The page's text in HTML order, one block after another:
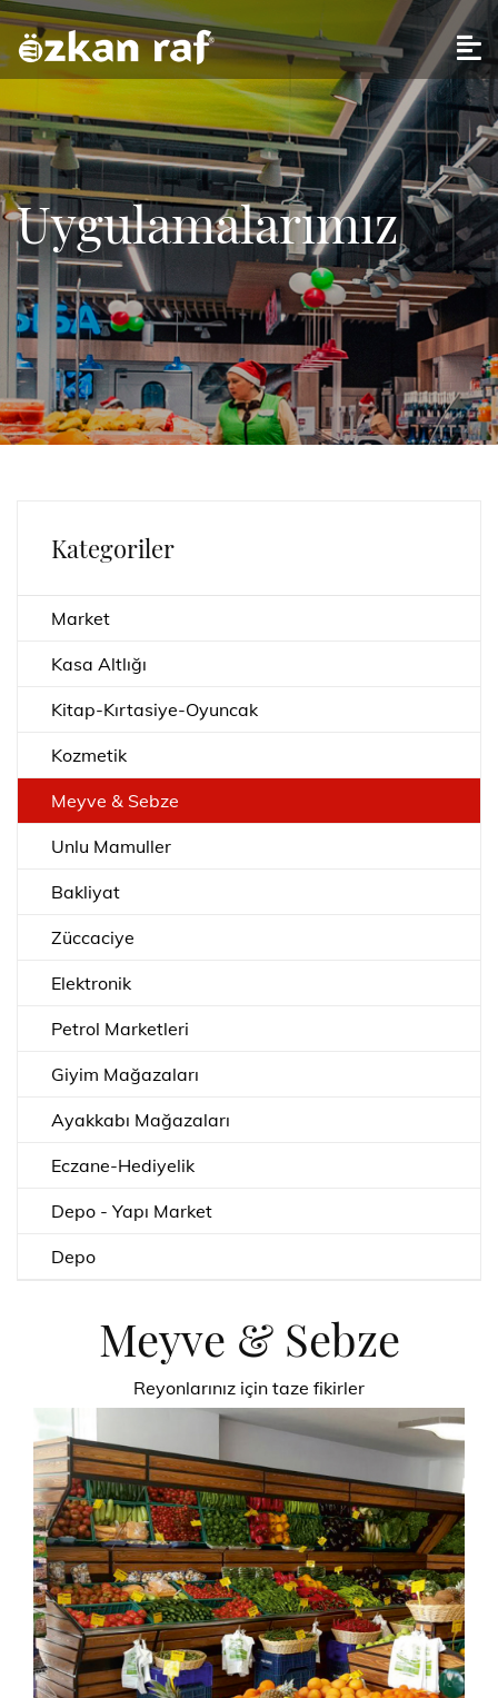
Uygulamalarımız
Kategoriler
Market
Kasa Altlığı
Kitap-Kırtasiye-Oyuncak
Kozmetik
Meyve & Sebze
Unlu Mamuller
Bakliyat
Züccaciye
Elektronik
Petrol Marketleri
Giyim Mağazaları
Ayakkabı Mağazaları
Eczane-Hediyelik
Depo - Yapı Market
Depo
Meyve & Sebze
Reyonlarınız için taze fikirler